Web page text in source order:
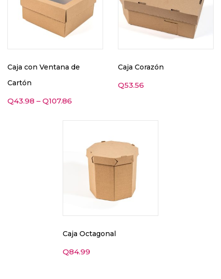
Caja con Ventana de
Cartón
Q43.98 – Q107.86
Caja Corazón
Q53.56
Caja Octagonal
Q84.99